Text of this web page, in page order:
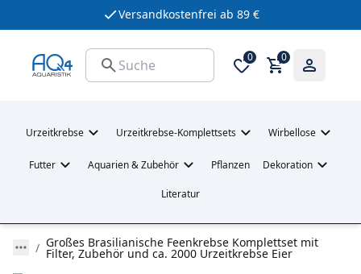
Versandkostenfrei ab 89 €
0 0
Urzeitkrebse Urzeitkrebse-Komplettsets Wirbellose
Futter Aquarien & Zubehör Pflanzen Dekoration
Literatur
Großes Brasilianische Feenkrebse Komplettset mit
Filter, Zubehör und ca. 2000 Urzeitkrebse Eier